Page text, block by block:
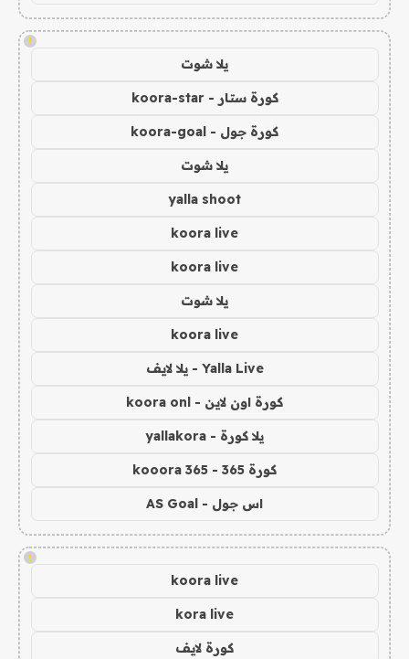
!
يلا شوت
كورة ستار - koora-star
كورة جول - koora-goal
يلا شوت
yalla shoot
koora live
koora live
يلا شوت
koora live
Yalla Live - يلا لايف
كورة اون لاين - koora onl
يلا كورة - yallakora
كورة 365 - kooora 365
اس جول - AS Goal
!
koora live
kora live
كورة لايف